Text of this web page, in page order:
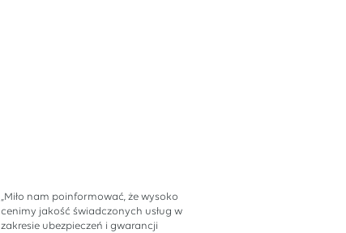
„Miło nam poinformować, że wysoko
cenimy jakość świadczonych usług w
zakresie ubezpieczeń i gwarancji